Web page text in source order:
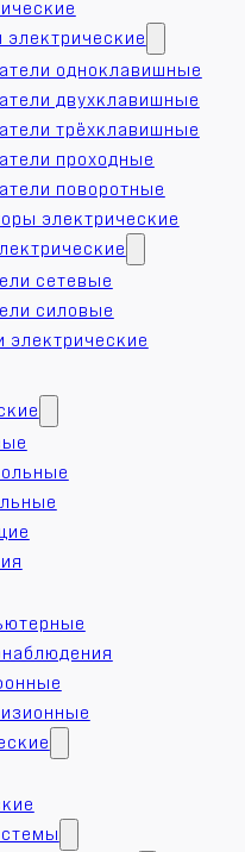
одноклавишные
двухклавишные
трёхклавишные
проходные
поворотные
электрические
сетевые
силовые
электрические